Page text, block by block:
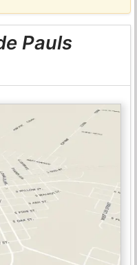
Pauls